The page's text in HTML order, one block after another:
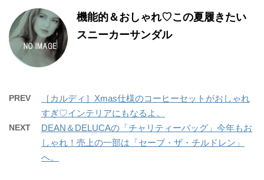
機能的＆おしゃれ♡この夏履きたい
スニーカーサンダル
PREV
［カルディ］Xmas仕様のコーヒーセットがおしゃれ
すぎ♡インテリアにもなるよ。
NEXT
DEAN＆DELUCAの「チャリティーバッグ」今年もお
しゃれ！売上の一部は「セーブ・ザ・チルドレン」
へ。